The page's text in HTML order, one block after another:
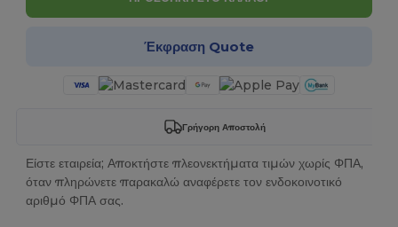
Έκφραση Quote
Γρήγορη Αποστολή
Είστε εταιρεία; Αποκτήστε πλεονεκτήματα τιμών χωρίς ΦΠΑ,
όταν πληρώνετε παρακαλώ αναφέρετε τον ενδοκοινοτικό
αριθμό ΦΠΑ σας.